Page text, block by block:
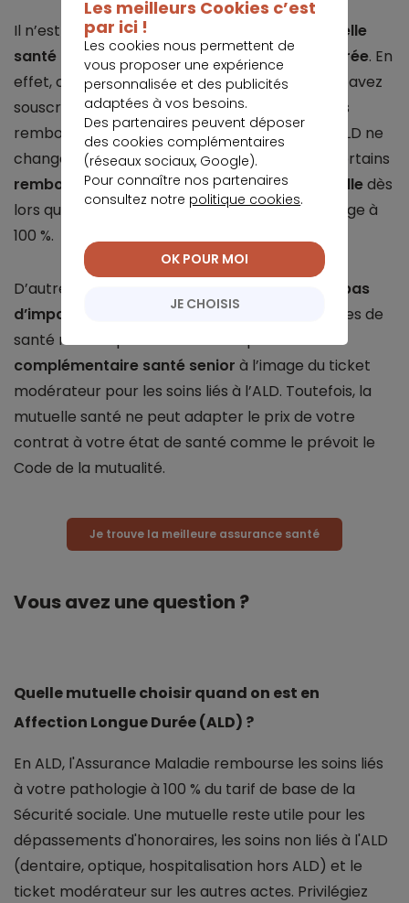
Il n’est pas obligatoire d’
informer votre mutuelle
santé concernant votre affection longue durée. En
effet, cela ne change rien au contrat que vous avez
souscrit. La mutuelle santé vous proposera des
remboursements adaptés à votre formule, l’ALD ne
change rien. La seule différence réside dans certains
remboursements non assumés par la mutuelledès
lors que l’Assurance Maladie les prend en charge à
100 %.
D’autre part,
prévenir votre mutuelle n’aura pas
d’impact sur le prix
. Certes, certaines dépenses de
santé ne sont pas remboursées par votre
complémentaire santé senior à l’image du ticket
modérateur pour les soins liés à l’ALD. Toutefois, la
mutuelle santé ne peut adapter le prix de votre
contrat à votre état de santé comme le prévoit le
Code de la mutualité.
Je trouve la meilleure assurance santé
Vous avez une question ?
Quelle mutuelle choisir quand on est en
Affection Longue Durée (ALD) ?
En ALD, l'Assurance Maladie rembourse les soins liés
à votre pathologie à 100 % du tarif de base de la
Sécurité sociale. Une mutuelle reste utile pour les
dépassements d'honoraires, les soins non liés à l'ALD
(dentaire, optique, hospitalisation hors ALD) et le
ticket modérateur sur les autres actes. Privilégiez
Les meilleurs Cookies c’est
par ici !
Les cookies nous permettent de
vous proposer une expérience
personnalisée et des publicités
adaptées à vos besoins.
Des partenaires peuvent déposer
des cookies complémentaires
(réseaux sociaux, Google).
Pour connaître nos partenaires
consultez notre politique cookies.
JE CHOISIS
OK POUR MOI